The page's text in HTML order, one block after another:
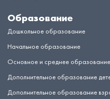
Образование
Дошкольное образование
Начальное образование
Основное и среднее образование
Дополнительное образование
Дополнительное образование